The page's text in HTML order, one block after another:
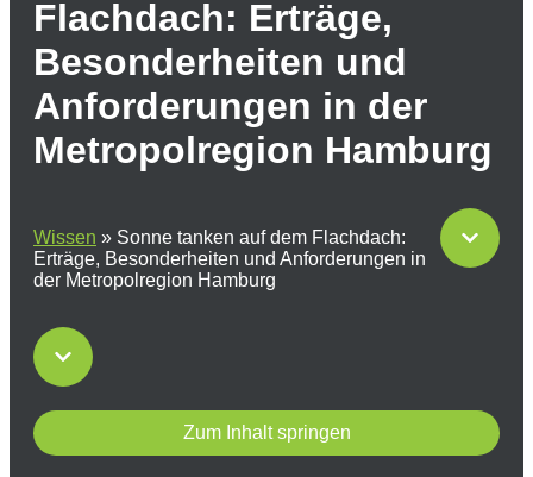
Flachdach: Erträge,
Besonderheiten und
Anforderungen in der
Metropolregion Hamburg
Wissen » Sonne tanken auf dem Flachdach:
Erträge, Besonderheiten und Anforderungen in
der Metropolregion Hamburg
Zum Inhalt springen